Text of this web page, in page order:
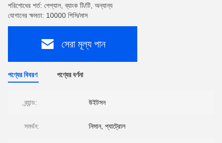
পরিশোধের শর্ত: পেপ্যাল, ব্যাংক টি/টি, অন্যান্য
যোগানের ক্ষমতা: 10000 পিসি/মাস
সেরা মূল্য পান
পণ্যের বিবরণ পণ্যের বর্ণনা
ব্র্যান্ড: উইটসন
সমর্থন: নিসান, প্যাট্রোল